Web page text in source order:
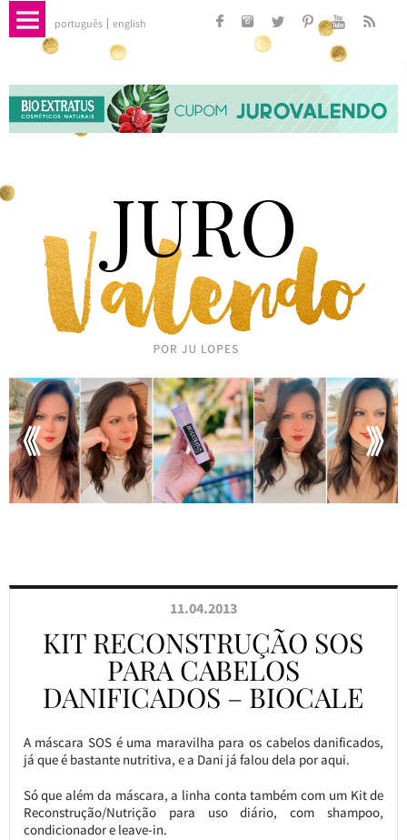
português english
11.04.2013
KIT RECONSTRUÇÃO SOS
PARA CABELOS
DANIFICADOS – BIOCALE
A máscara SOS é uma maravilha para os cabelos danificados,
já que é bastante nutritiva, e a Dani já falou dela por aqui.
Só que além da máscara, a linha conta também com um Kit de
Reconstrução/Nutrição para uso diário, com shampoo,
condicionador e leave-in.